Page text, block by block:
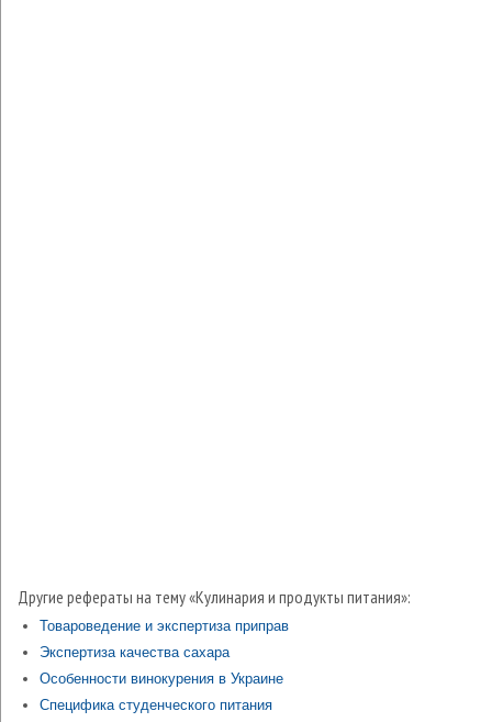
Другие рефераты на тему «Кулинария и продукты питания»:
Товароведение и экспертиза приправ
Экспертиза качества сахара
Особенности винокурения в Украине
Специфика студенческого питания